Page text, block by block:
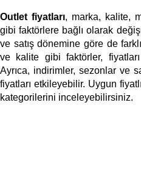
Outlet fiyatları, marka, kalite,
gibi faktörlere bağlı olarak
ve satış dönemine göre de
ve kalite gibi faktörler,
Ayrıca, indirimler, sezonlar ve
fiyatları etkileyebilir. Uygun
kategorilerini inceleyebilirsiniz.